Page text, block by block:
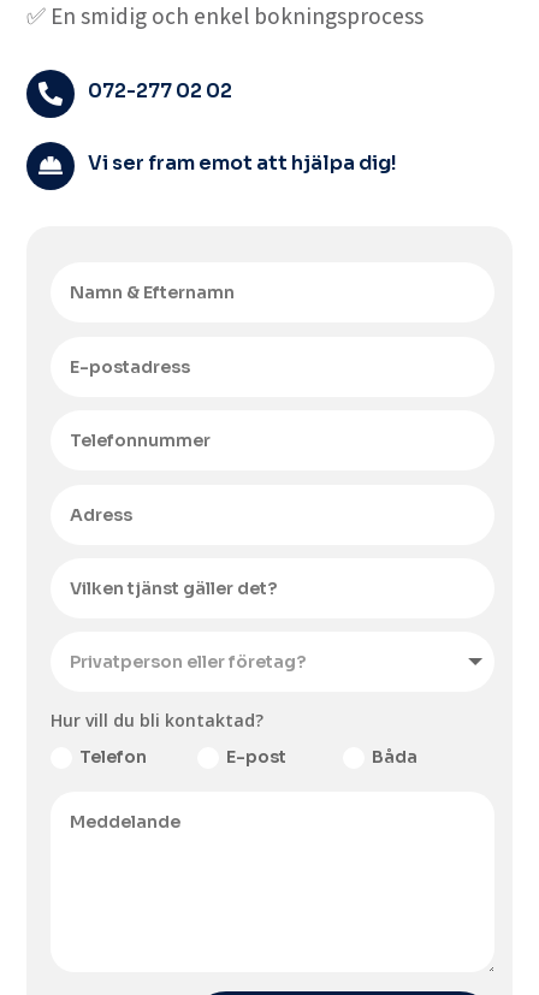
✅ En smidig och enkel bokningsprocess
 072-277 02 02
 Vi ser fram emot att hjälpa dig!
Hur vill du bli kontaktad?
Telefon E-post Båda